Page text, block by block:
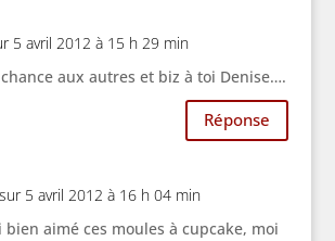
5 avril 2012 à 15 h 29 min
aux autres et biz à toi Denise….
Réponse
sur 5 avril 2012 à 16 h 04 min
bien aimé ces moules à cupcake, moi